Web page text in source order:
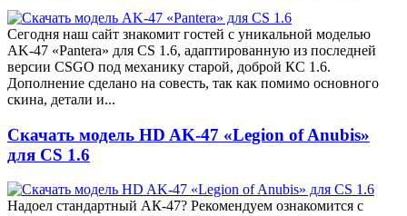
Сегодня наш сайт знакомит гостей с уникальной моделью
AK-47 «Pantera» для CS 1.6, адаптированную из последней
версии CSGO под механику старой, доброй КС 1.6.
Дополнение сделано на совесть, так как помимо основного
скина, детали и...
Скачать модель HD AK-47 «Legion of Anubis»
для CS 1.6
Надоел стандартный АК-47? Рекомендуем ознакомится с